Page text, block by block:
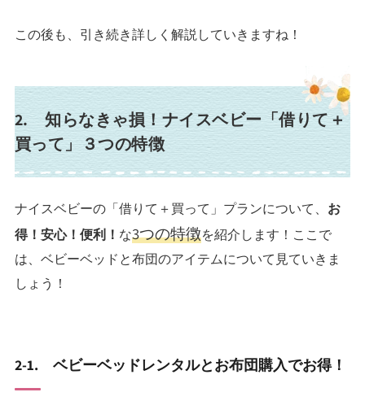
この後も、引き続き詳しく解説していきますね！
2. 知らなきゃ損！ナイスベビー「借りて＋
買って」３つの特徴
ナイスベビーの「借りて＋買って」プランについて、 お
得！安心！便利！ な3つの特徴を紹介します！ここで
は、ベビーベッドと布団のアイテムについて見ていきま
しょう！
2-1. ベビーベッドレンタルとお布団購入でお得！